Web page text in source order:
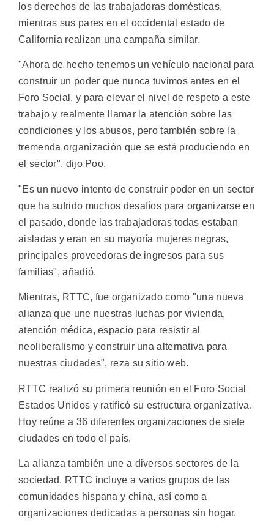
los derechos de las trabajadoras domésticas,
mientras sus pares en el occidental estado de
California realizan una campaña similar.
"Ahora de hecho tenemos un vehículo nacional para
construir un poder que nunca tuvimos antes en el
Foro Social, y para elevar el nivel de respeto a este
trabajo y realmente llamar la atención sobre las
condiciones y los abusos, pero también sobre la
tremenda organización que se está produciendo en
el sector", dijo Poo.
"Es un nuevo intento de construir poder en un sector
que ha sufrido muchos desafíos para organizarse en
el pasado, donde las trabajadoras todas estaban
aisladas y eran en su mayoría mujeres negras,
principales proveedoras de ingresos para sus
familias", añadió.
Mientras, RTTC, fue organizado como "una nueva
alianza que une nuestras luchas por vivienda,
atención médica, espacio para resistir al
neoliberalismo y construir una alternativa para
nuestras ciudades", reza su sitio web.
RTTC realizó su primera reunión en el Foro Social
Estados Unidos y ratificó su estructura organizativa.
Hoy reúne a 36 diferentes organizaciones de siete
ciudades en todo el país.
La alianza también une a diversos sectores de la
sociedad. RTTC incluye a varios grupos de las
comunidades hispana y china, así como a
organizaciones dedicadas a personas sin hogar.